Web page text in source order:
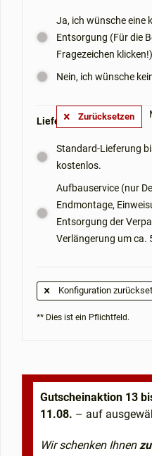
Ja, ich wünsche eine
Entsorgung (Für die
Fragezeichen klicken!)
Nein, ich wünsche
Lieferoptionen: **
Standard-Lieferung
kostenlos.
Aufbauservice (nur
Endmontage,
Entsorgung der
Verlängerung um ca.
Zurücksetzen
Konfiguration
** Dies ist ein Pflichtfeld.
Gutscheinaktion 13
11.08. – auf
Wir schenken Ihnen